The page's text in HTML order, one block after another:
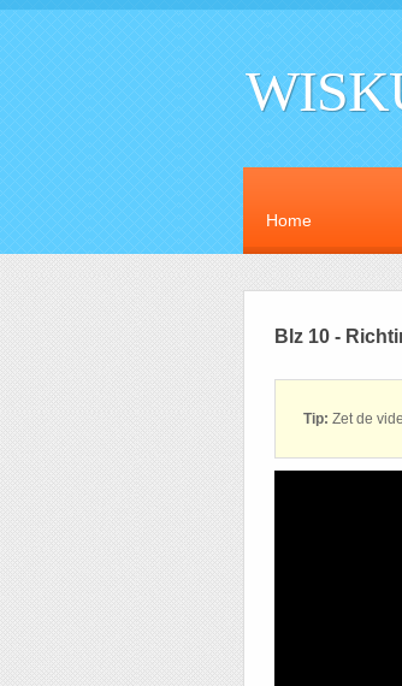
Home
Blz 10 -
Tip: Zet de